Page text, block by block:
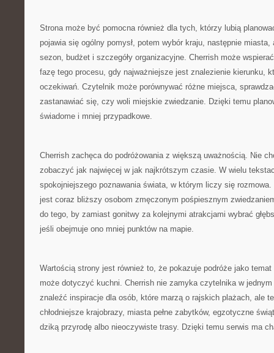
Strona może być pomocna również dla tych, którzy lubią
pojawia się ogólny pomysł, potem wybór kraju, następnie
sezon, budżet i szczegóły organizacyjne. Cherrish może
fazę tego procesu, gdy najważniejsze jest znalezienie kierunku,
oczekiwań. Czytelnik może porównywać różne miejsca,
zastanawiać się, czy woli miejskie zwiedzanie. Dzięki temu
świadome i mniej przypadkowe.
Cherrish zachęca do podróżowania z większą uważnością. Nie
zobaczyć jak najwięcej w jak najkrótszym czasie. W wielu
spokojniejszego poznawania świata, w którym liczy się rozmowa.
jest coraz bliższy osobom zmęczonym pośpiesznym
do tego, by zamiast gonitwy za kolejnymi atrakcjami wybrać
jeśli obejmuje ono mniej punktów na mapie.
Wartością strony jest również to, że pokazuje podróże jako
może dotyczyć kuchni. Cherrish nie zamyka czytelnika w
znaleźć inspiracje dla osób, które marzą o rajskich plażach, ale
chłodniejsze krajobrazy, miasta pełne zabytków, egzotyczne
dziką przyrodę albo nieoczywiste trasy. Dzięki temu serwis ma